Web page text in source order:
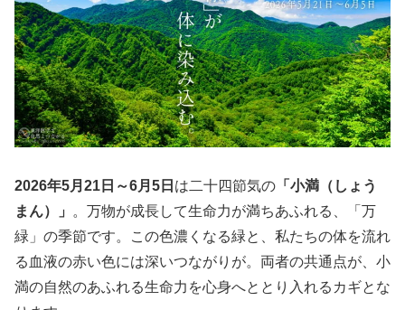
2026年5月21日～6月5日 は二十四節気の 「小満（しょう
まん）」
。万物が成長して生命力が満ちあふれる、「万
緑」の季節です。この色濃くなる緑と、私たちの体を流れ
る血液の赤い色には深いつながりが。両者の共通点が、小
満の自然のあふれる生命力を心身へととり入れるカギとな